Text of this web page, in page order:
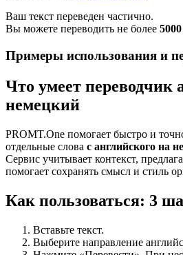
Ваш текст переведен частично.
Вы можете переводить не более 5000
Примеры использования и
Что умеет переводчик
немецкий
PROMT.One помогает быстро и
отдельные слова с английского на
Сервис учитывает контекст,
помогает сохранять смысл и стиль
Как пользоваться: 3
Вставьте текст.
Выберите направление